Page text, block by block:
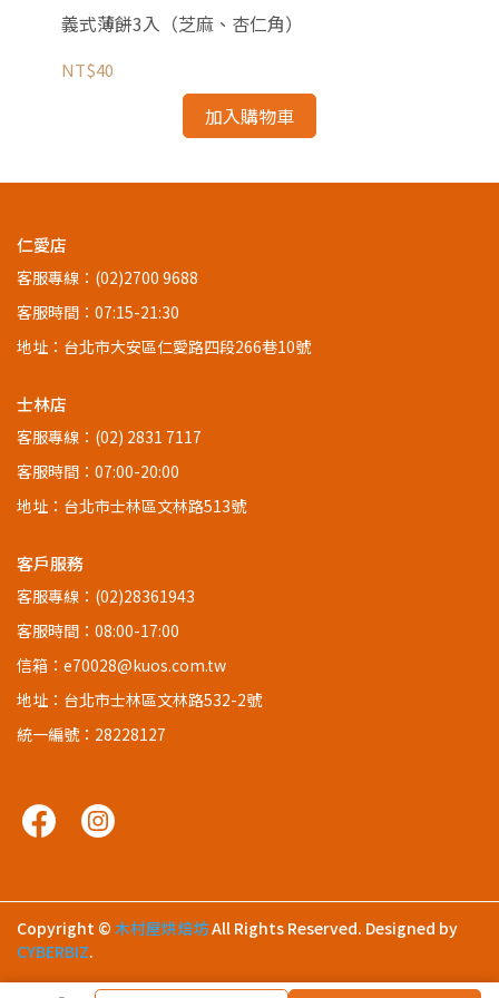
義式薄餅3入（芝麻、杏仁角）
NT$40
加入購物車
仁愛店
客服專線：(02)2700 9688
客服時間：07:15-21:30
地址：台北市大安區仁愛路四段266巷10號
士林店
客服專線：(02) 2831 7117
客服時間：07:00-20:00
地址：台北市士林區文林路513號
客戶服務
客服專線：(02)28361943
客服時間：08:00-17:00
信箱：e70028@kuos.com.tw
地址：台北市士林區文林路532-2號
統一編號：28228127
Copyright © 木村屋烘焙坊All Rights Reserved. Designed by
CYBERBIZ.